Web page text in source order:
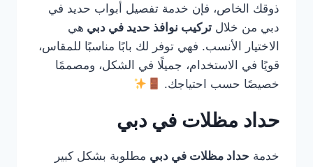
ذوقك الخاص، فإن خدمة تفصيل أبواب حديد في
دبي من خلال تركيب نوافذ حديد في دبي هي
الاختيار الأنسب. فهي توفر لك بابًا مناسبًا للمقاس،
قويًا في الاستخدام، جميلًا في الشكل، ومصممًا
خصيصًا حسب احتياجك.
حداد مظلات في دبي
خدمة حداد مظلات في دبي مطلوبة بشكل كبير